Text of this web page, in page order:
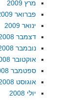
מרץ 2009
פברואר 2009
ינואר 2009
דצמבר 2008
נובמבר 2008
אוקטובר 2008
ספטמבר 2008
אוגוסט 2008
יולי 2008